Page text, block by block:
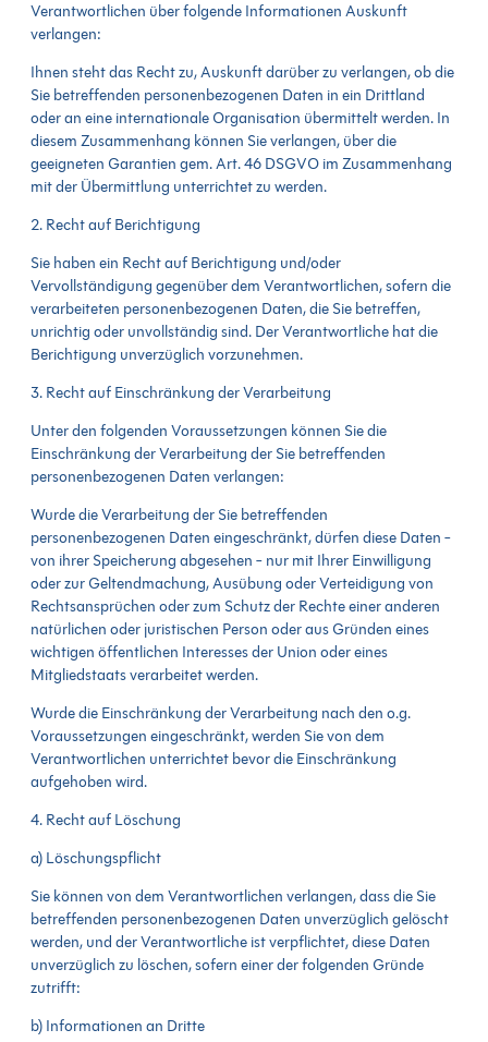
Verantwortlichen über folgende Informationen Auskunft
verlangen:
Ihnen steht das Recht zu, Auskunft darüber zu verlangen, ob die
Sie betreffenden personenbezogenen Daten in ein Drittland
oder an eine internationale Organisation übermittelt werden. In
diesem Zusammenhang können Sie verlangen, über die
geeigneten Garantien gem. Art. 46 DSGVO im Zusammenhang
mit der Übermittlung unterrichtet zu werden.
2. Recht auf Berichtigung
Sie haben ein Recht auf Berichtigung und/oder
Vervollständigung gegenüber dem Verantwortlichen, sofern die
verarbeiteten personenbezogenen Daten, die Sie betreffen,
unrichtig oder unvollständig sind. Der Verantwortliche hat die
Berichtigung unverzüglich vorzunehmen.
3. Recht auf Einschränkung der Verarbeitung
Unter den folgenden Voraussetzungen können Sie die
Einschränkung der Verarbeitung der Sie betreffenden
personenbezogenen Daten verlangen:
Wurde die Verarbeitung der Sie betreffenden
personenbezogenen Daten eingeschränkt, dürfen diese Daten -
von ihrer Speicherung abgesehen - nur mit Ihrer Einwilligung
oder zur Geltendmachung, Ausübung oder Verteidigung von
Rechtsansprüchen oder zum Schutz der Rechte einer anderen
natürlichen oder juristischen Person oder aus Gründen eines
wichtigen öffentlichen Interesses der Union oder eines
Mitgliedstaats verarbeitet werden.
Wurde die Einschränkung der Verarbeitung nach den o.g.
Voraussetzungen eingeschränkt, werden Sie von dem
Verantwortlichen unterrichtet bevor die Einschränkung
aufgehoben wird.
4. Recht auf Löschung
a) Löschungspflicht
Sie können von dem Verantwortlichen verlangen, dass die Sie
betreffenden personenbezogenen Daten unverzüglich gelöscht
werden, und der Verantwortliche ist verpflichtet, diese Daten
unverzüglich zu löschen, sofern einer der folgenden Gründe
zutrifft:
b) Informationen an Dritte